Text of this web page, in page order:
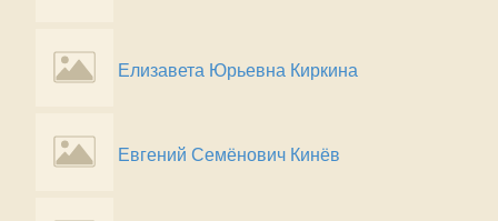
Елизавета Юрьевна Киркина
Евгений Семёнович Кинёв